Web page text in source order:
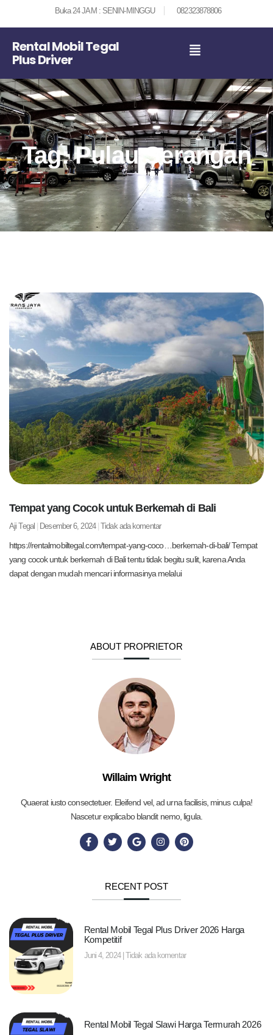
Buka 24 JAM : SENIN-MINGGU 082323878806
Rental Mobil Tegal
Plus Driver
Tag: Pulau Serangan
Tempat yang Cocok untuk Berkemah di Bali
Aji Tegal Desember 6, 2024 Tidak ada komentar
https://rentalmobiltegal.com/tempat-yang-coco…berkemah-di-bali/ Tempat
yang cocok untuk berkemah di Bali tentu tidak begitu sulit, karena Anda
dapat dengan mudah mencari informasinya melalui
ABOUT PROPRIETOR
Willaim Wright
Quaerat iusto consectetuer. Eleifend vel, ad urna facilisis, minus culpa!
Nascetur explicabo blandit nemo, ligula.
RECENT POST
Rental Mobil Tegal Plus Driver 2026 Harga
Kompetitif
Juni 4, 2024 Tidak ada komentar
Rental Mobil Tegal Slawi Harga Termurah 2026